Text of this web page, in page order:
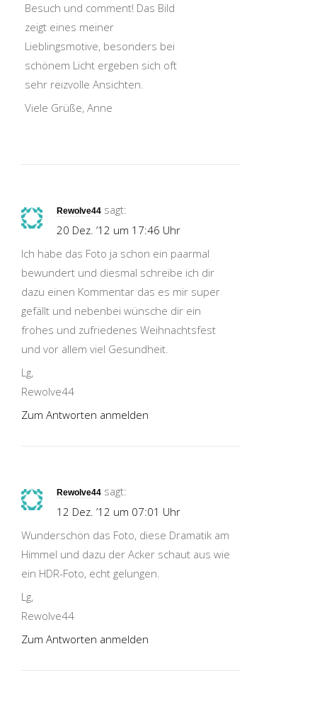
Besuch und comment! Das Bild
zeigt eines meiner
Lieblingsmotive, besonders bei
schönem Licht ergeben sich oft
sehr reizvolle Ansichten.
Viele Grüße, Anne
Rewolve44 sagt:
20 Dez. ’12 um 17:46 Uhr
Ich habe das Foto ja schon ein paarmal
bewundert und diesmal schreibe ich dir
dazu einen Kommentar das es mir super
gefällt und nebenbei wünsche dir ein
frohes und zufriedenes Weihnachtsfest
und vor allem viel Gesundheit.
Lg,
Rewolve44
Zum Antworten anmelden
Rewolve44 sagt:
12 Dez. ’12 um 07:01 Uhr
Wunderschön das Foto, diese Dramatik am
Himmel und dazu der Acker schaut aus wie
ein HDR-Foto, echt gelungen.
Lg,
Rewolve44
Zum Antworten anmelden